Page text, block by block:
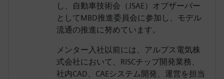
し、自動車技術会（JSAE）オブザーバー
としてMBD推進委員会に参加し、モデル
流通の推進に努めています。
メンター入社以前には、アルプス電気株
式会社において、RISCチップ開発業務、
社内CAD、CAEシステム開発、運営を担当